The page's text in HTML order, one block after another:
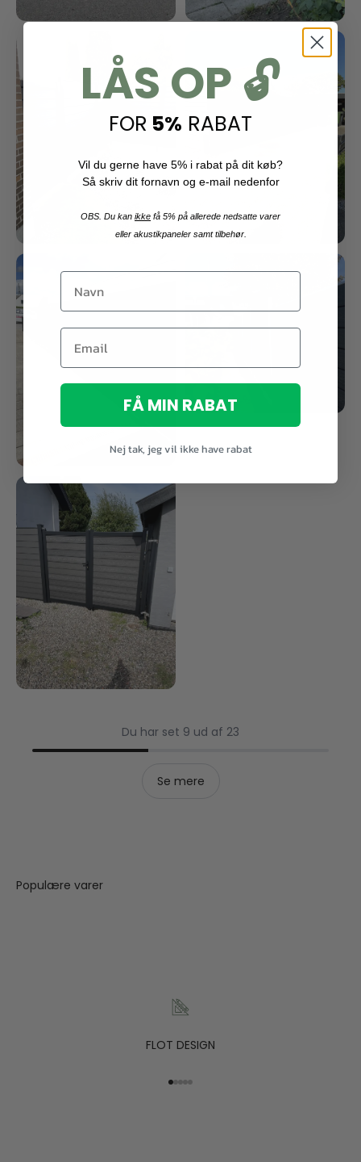
Du har set 9 ud af 23
Se mere
FLOT DESIGN
LÅS OP 🔓
FOR 5% RABAT
Vil du gerne have 5% i rabat på dit køb?
Så skriv dit fornavn og e-mail nedenfor
OBS. Du kan ikke få 5% på allerede nedsatte varer
eller akustikpaneler samt tilbehør.
FÅ MIN RABAT
Nej tak, jeg vil ikke have rabat